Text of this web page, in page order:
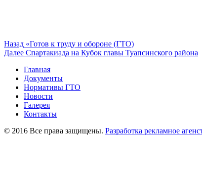
Навигация
по
записям
Назад Предыдущая
запись:
«Готов к труду и обороне (ГТО)
Далее Следующая
Спартакиада на Кубок главы Туапсинского района
Главная
Документы
Нормативы ГТО
Новости
Галерея
Контакты
© 2016 Все права защищены. Разработка рекламное